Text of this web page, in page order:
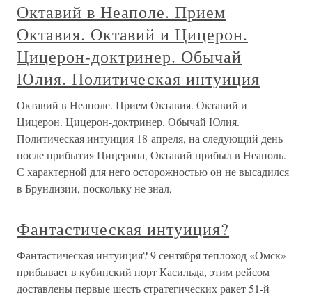
Октавий в Неаполе. Прием
Октавия. Октавий и Цицерон.
Цицерон-доктринер. Обычай
Юлия. Политическая интуиция
Октавий в Неаполе. Прием Октавия. Октавий и
Цицерон. Цицерон-доктринер. Обычай Юлия.
Политическая интуиция 18 апреля, на следующий день
после прибытия Цицерона, Октавий прибыл в Неаполь.
С характерной для него осторожностью он не высадился
в Брундизии, поскольку не знал,
Фантастическая интуиция?
Фантастическая интуиция? 9 сентября теплоход «Омск»
прибывает в кубинский порт Касильда, этим рейсом
доставлены первые шесть стратегических ракет 51-й